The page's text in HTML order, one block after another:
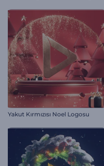
Yakut Kırmızısı Noel Logosu